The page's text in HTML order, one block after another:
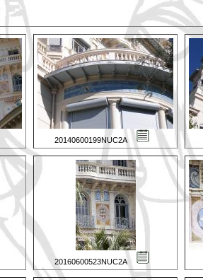
20140600199NUC2A
20160600523NUC2A